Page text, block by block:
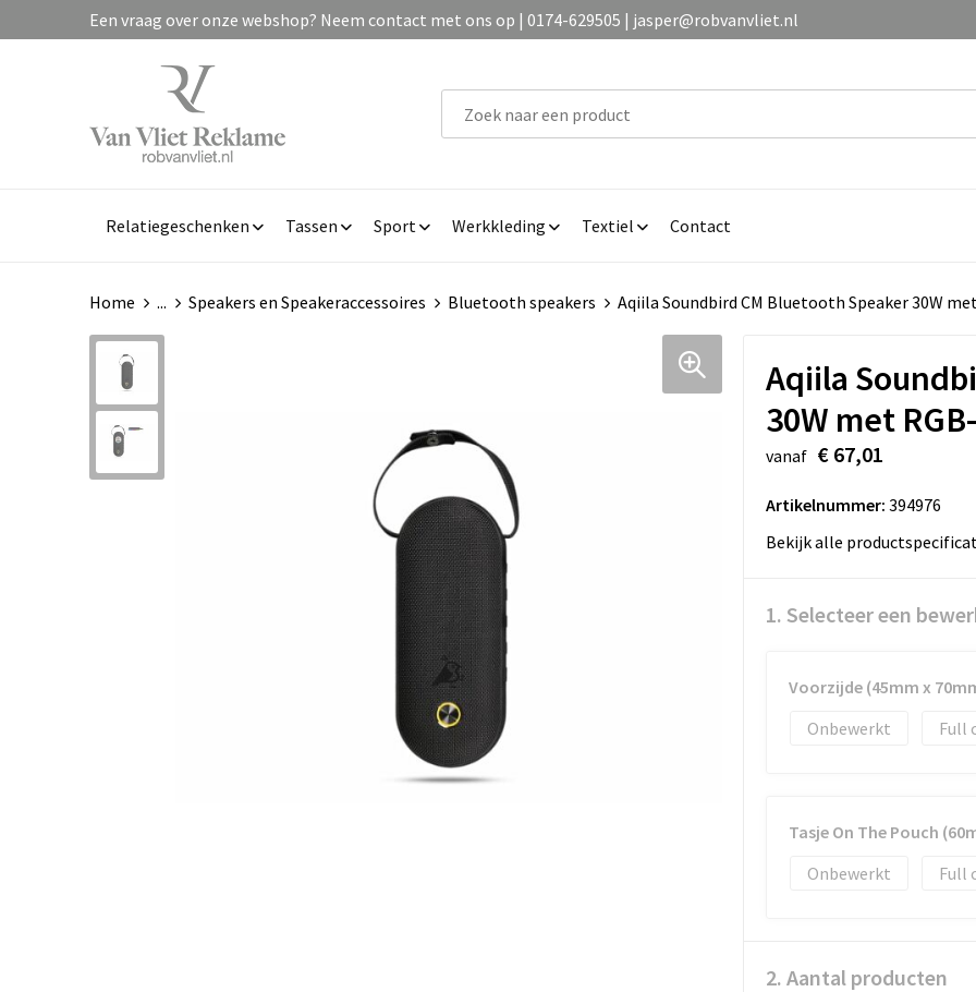
Een vraag over onze webshop? Neem contact met ons op | 0174-629505 | jasper@robvanvliet.nl
Relatiegeschenken Tassen Sport Werkkleding Textiel Contact
Home ... Speakers en Speakeraccessoires Bluetooth speakers Aqiila Soundbird CM Bluetooth Speaker 30W
Aqiila
30W met
vanaf € 67,01
Artikelnummer: 394976
Bekijk alle
1. Selecteer een
Voorzijde (45mm x
Onbewerkt
Full
Tasje On The Pouch
Onbewerkt
Full
2. Aantal producten